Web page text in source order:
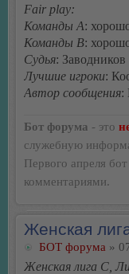
Fair play:
Команды А:
Команды В:
Судья:
Лучшие игроки:
Автор сообщения:
Бот форума - это
служебную
Первого апреля
комментариями.
Женская
БОТ форума »
Женская лига С,